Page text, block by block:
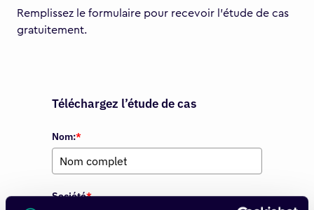
Remplissez le formulaire pour recevoir l’étude de cas
gratuitement.
Téléchargez l’étude de cas
Nom:*
Société*